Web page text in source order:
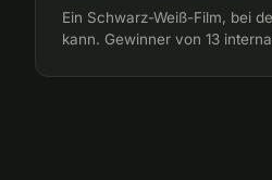
Ein Schwarz-Weiß-Film, bei
kann. Gewinner von 13